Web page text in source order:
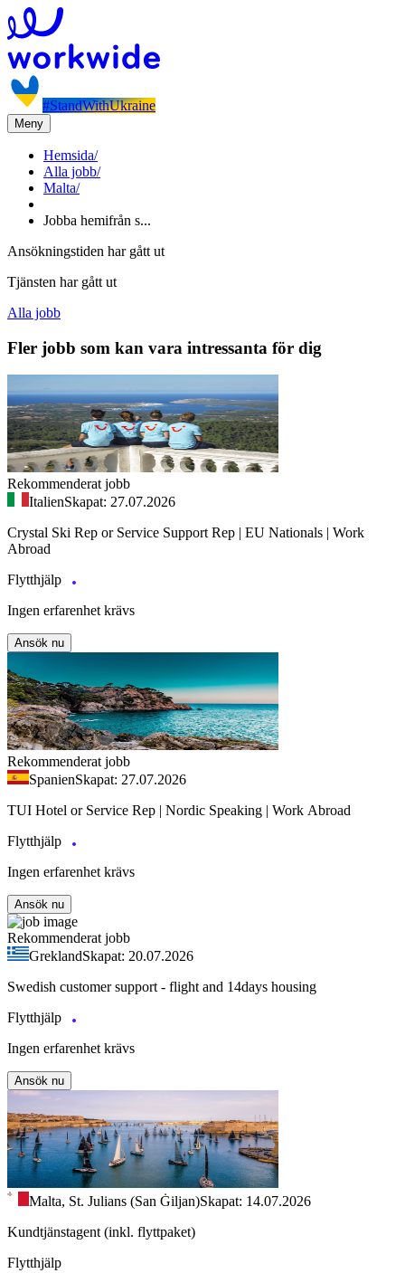
#StandWithUkraine
Meny
Hemsida/
Alla jobb/
Malta/
Jobba hemifrån s...
Ansökningstiden har gått ut
Tjänsten har gått ut
Alla jobb
Fler jobb som kan vara intressanta för dig
Rekommenderat jobb
ItalienSkapat: 27.07.2026
Crystal Ski Rep or Service Support Rep | EU Nationals | Work
Abroad
Flytthjälp
Ingen erfarenhet krävs
Ansök nu
Rekommenderat jobb
SpanienSkapat: 27.07.2026
TUI Hotel or Service Rep | Nordic Speaking | Work Abroad
Flytthjälp
Ingen erfarenhet krävs
Ansök nu
Rekommenderat jobb
GreklandSkapat: 20.07.2026
Swedish customer support - flight and 14days housing
Flytthjälp
Ingen erfarenhet krävs
Ansök nu
Malta, St. Julians (San Ġiljan)Skapat: 14.07.2026
Kundtjänstagent (inkl. flyttpaket)
Flytthjälp